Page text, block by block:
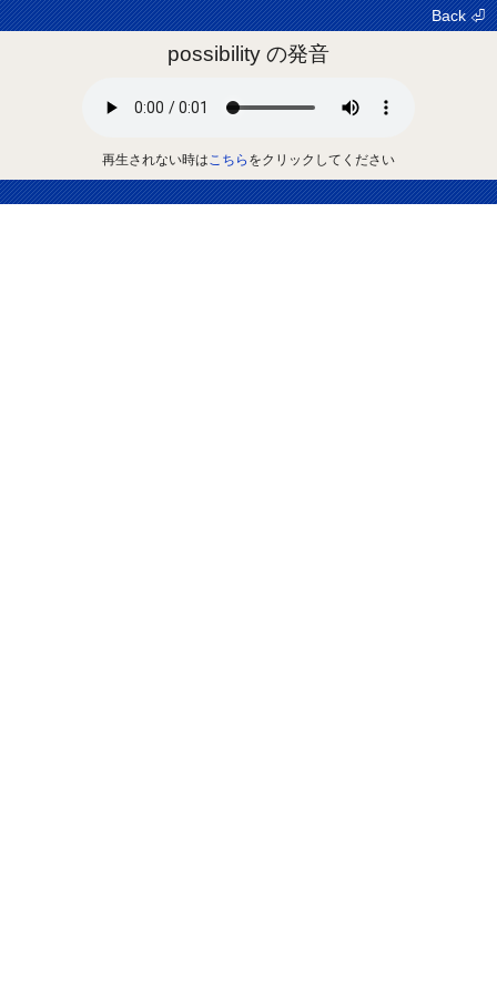
Back ⏎
possibility の発音
再生されない時はこちら をクリックしてください